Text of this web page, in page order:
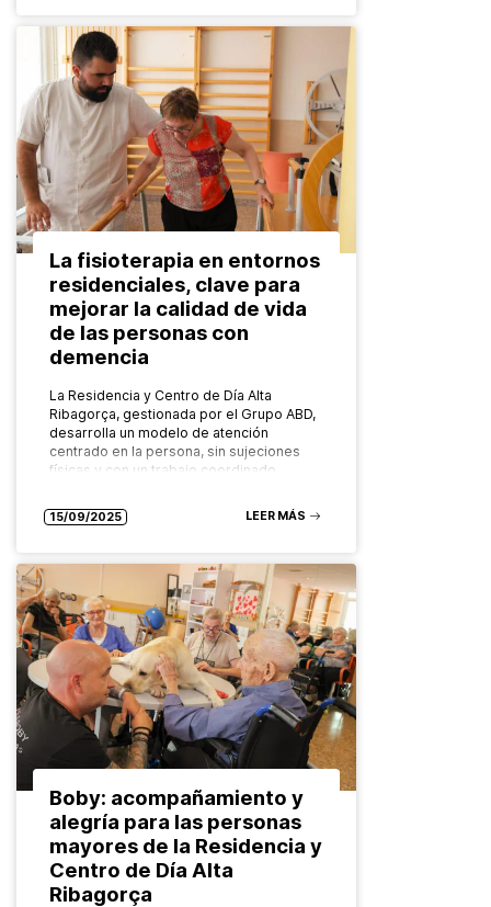
La fisioterapia en entornos
residenciales, clave para
mejorar la calidad de vida
de las personas con
demencia
La Residencia y Centro de Día Alta
Ribagorça, gestionada por el Grupo ABD,
desarrolla un modelo de atención
centrado en la persona, sin sujeciones
físicas y con un trabajo coordinado…
15/09/2025 LEER MÁS
Boby: acompañamiento y
alegría para las personas
mayores de la Residencia y
Centro de Día Alta
Ribagorça